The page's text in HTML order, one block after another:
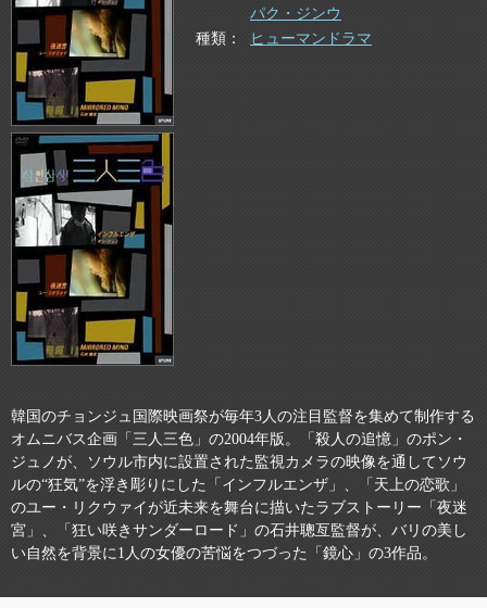
パク・ジンウ
種類
ヒューマンドラマ
韓国のチョンジュ国際映画祭が毎年3人の注目監督を集めて制作する
オムニバス企画「三人三色」の2004年版。「殺人の追憶」のポン・
ジュノが、ソウル市内に設置された監視カメラの映像を通してソウ
ルの“狂気”を浮き彫りにした「インフルエンザ」、「天上の恋歌」
のユー・リクウァイが近未来を舞台に描いたラブストーリー「夜迷
宮」、「狂い咲きサンダーロード」の石井聰亙監督が、バリの美し
い自然を背景に1人の女優の苦悩をつづった「鏡心」の3作品。